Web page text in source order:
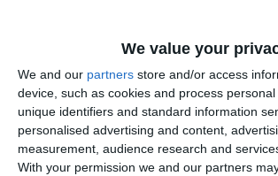
We value your
We and our partners store and/or access
device, such as cookies and process
unique identifiers and standard information
personalised advertising and content,
measurement, audience research and
With your permission we and our partners
Comentariu